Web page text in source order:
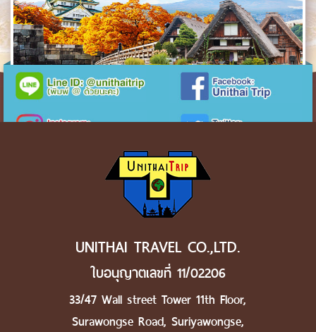
UNITHAI TRAVEL CO.,LTD.
ใบอนุญาตเลขที่ 11/02206
33/47 Wall street Tower 11th Floor,
Surawongse Road, Suriyawongse,